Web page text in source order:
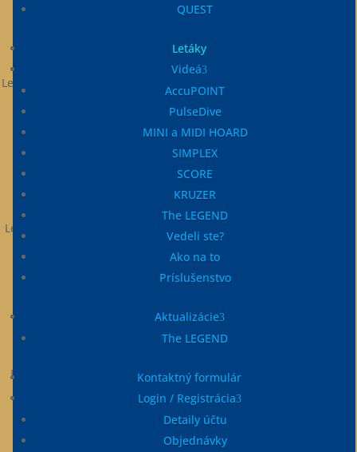
QUEST
Letáky
Videá
AccuPOINT
PulseDive
MINI a MIDI HOARD
SIMPLEX
SCORE
KRUZER
The LEGEND
Vedeli ste?
Ako na to
Príslušenstvo
Aktualizácie
The LEGEND
Kontaktný formulár
Login / Registrácia
Detaily účtu
Objednávky
Leták PulseDive SCUBA Detector
PulseDive Detector
Leták PulseDive SCUBA Pointer
PulseDive Pointer
Leták PulseDive SCUBA 2v1 a
PulseDive 2v1